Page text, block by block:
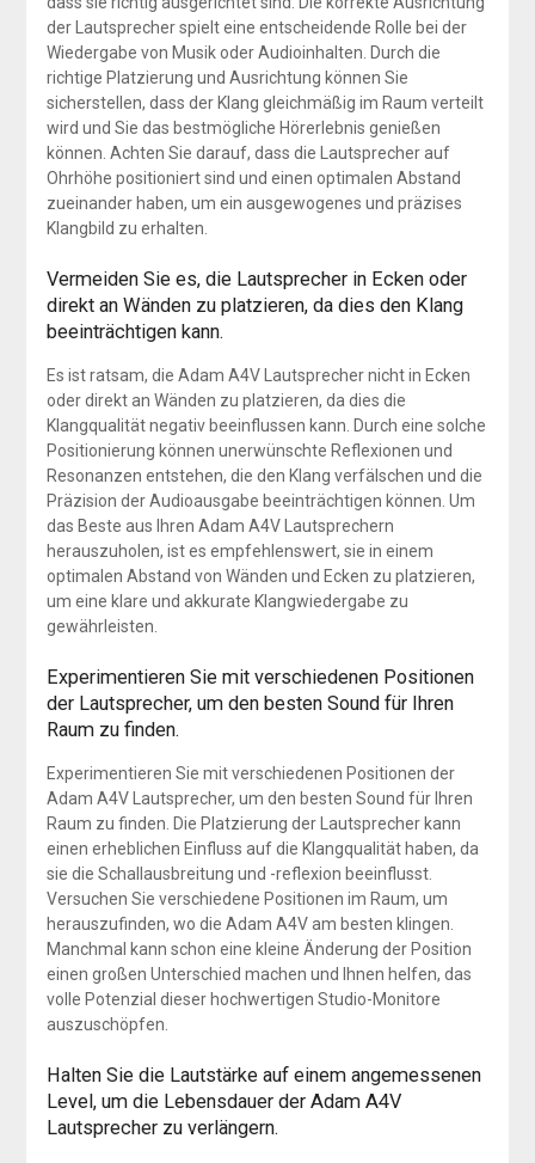
der Lautsprecher spielt eine entscheidende Rolle bei der
Wiedergabe von Musik oder Audioinhalten. Durch die
richtige Platzierung und Ausrichtung können Sie
sicherstellen, dass der Klang gleichmäßig im Raum verteilt
wird und Sie das bestmögliche Hörerlebnis genießen
können. Achten Sie darauf, dass die Lautsprecher auf
Ohrhöhe positioniert sind und einen optimalen Abstand
zueinander haben, um ein ausgewogenes und präzises
Klangbild zu erhalten.
Vermeiden Sie es, die Lautsprecher in Ecken oder
direkt an Wänden zu platzieren, da dies den Klang
beeinträchtigen kann.
Es ist ratsam, die Adam A4V Lautsprecher nicht in Ecken
oder direkt an Wänden zu platzieren, da dies die
Klangqualität negativ beeinflussen kann. Durch eine solche
Positionierung können unerwünschte Reflexionen und
Resonanzen entstehen, die den Klang verfälschen und die
Präzision der Audioausgabe beeinträchtigen können. Um
das Beste aus Ihren Adam A4V Lautsprechern
herauszuholen, ist es empfehlenswert, sie in einem
optimalen Abstand von Wänden und Ecken zu platzieren,
um eine klare und akkurate Klangwiedergabe zu
gewährleisten.
Experimentieren Sie mit verschiedenen Positionen
der Lautsprecher, um den besten Sound für Ihren
Raum zu finden.
Experimentieren Sie mit verschiedenen Positionen der
Adam A4V Lautsprecher, um den besten Sound für Ihren
Raum zu finden. Die Platzierung der Lautsprecher kann
einen erheblichen Einfluss auf die Klangqualität haben, da
sie die Schallausbreitung und -reflexion beeinflusst.
Versuchen Sie verschiedene Positionen im Raum, um
herauszufinden, wo die Adam A4V am besten klingen.
Manchmal kann schon eine kleine Änderung der Position
einen großen Unterschied machen und Ihnen helfen, das
volle Potenzial dieser hochwertigen Studio-Monitore
auszuschöpfen.
Halten Sie die Lautstärke auf einem angemessenen
Level, um die Lebensdauer der Adam A4V
Lautsprecher zu verlängern.